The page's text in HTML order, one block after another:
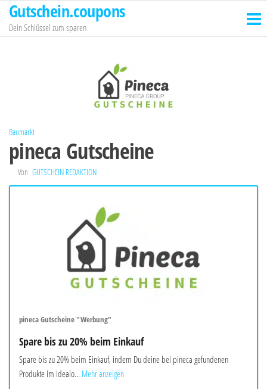
Zum
Inhalt
springen
Gutschein.coupons
Dein Schlüssel zum sparen
Baumarkt
pineca Gutscheine
Von GUTSCHEIN REDAKTION
pineca Gutscheine "Werbung"
Spare bis zu 20% beim Einkauf
Spare bis zu 20% beim Einkauf, indem Du deine bei pineca gefundenen
Produkte im idealo... Mehr anzeigen